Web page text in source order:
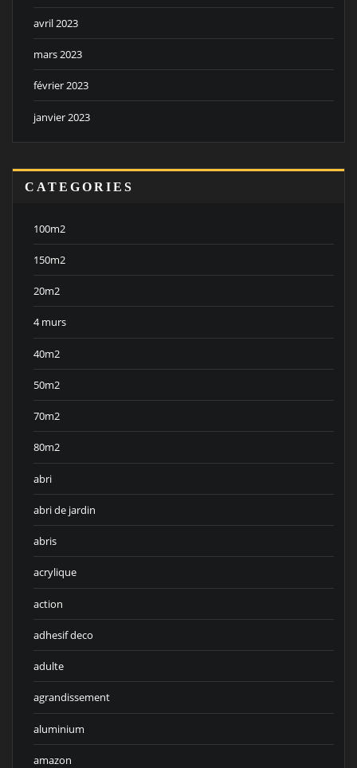
avril 2023
mars 2023
février 2023
janvier 2023
CATEGORIES
100m2
150m2
20m2
4 murs
40m2
50m2
70m2
80m2
abri
abri de jardin
abris
acrylique
action
adhesif deco
adulte
agrandissement
aluminium
amazon